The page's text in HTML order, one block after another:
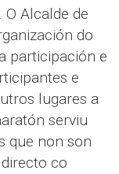
Alcalde de
do
participación e
e
lugares a
serviu
que non son
co